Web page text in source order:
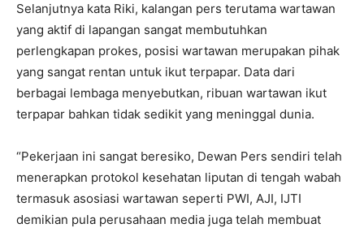
Selanjutnya kata Riki, kalangan pers terutama wartawan
yang aktif di lapangan sangat membutuhkan
perlengkapan prokes, posisi wartawan merupakan pihak
yang sangat rentan untuk ikut terpapar. Data dari
berbagai lembaga menyebutkan, ribuan wartawan ikut
terpapar bahkan tidak sedikit yang meninggal dunia.
“Pekerjaan ini sangat beresiko, Dewan Pers sendiri telah
menerapkan protokol kesehatan liputan di tengah wabah
termasuk asosiasi wartawan seperti PWI, AJI, IJTI
demikian pula perusahaan media juga telah membuat